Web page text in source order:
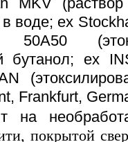
MKV
воде; ex
50A50
бутанол; ex
Frankfurt,
на